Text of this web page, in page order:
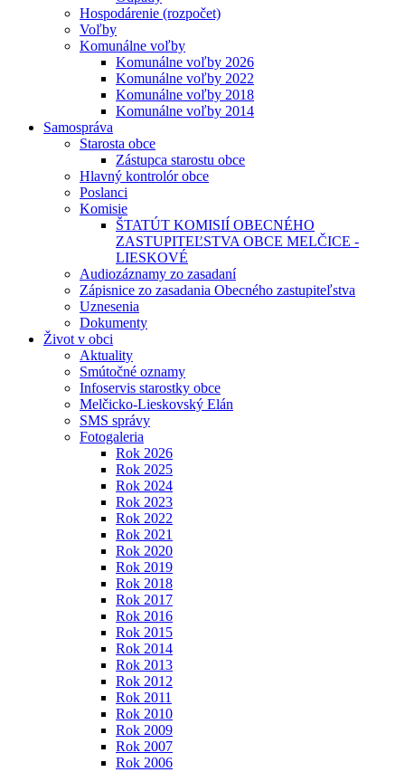
Hospodárenie (rozpočet)
Voľby
Komunálne voľby
Komunálne voľby 2026
Komunálne voľby 2022
Komunálne voľby 2018
Komunálne voľby 2014
Samospráva
Starosta obce
Zástupca starostu obce
Hlavný kontrolór obce
Poslanci
Komisie
ŠTATÚT KOMISIÍ OBECNÉHO
ZASTUPITEĽSTVA OBCE MELČICE -
LIESKOVÉ
Audiozáznamy zo zasadaní
Zápisnice zo zasadania Obecného zastupiteľstva
Uznesenia
Dokumenty
Život v obci
Aktuality
Smútočné oznamy
Infoservis starostky obce
Melčicko-Lieskovský Elán
SMS správy
Fotogaleria
Rok 2026
Rok 2025
Rok 2024
Rok 2023
Rok 2022
Rok 2021
Rok 2020
Rok 2019
Rok 2018
Rok 2017
Rok 2016
Rok 2015
Rok 2014
Rok 2013
Rok 2012
Rok 2011
Rok 2010
Rok 2009
Rok 2007
Rok 2006